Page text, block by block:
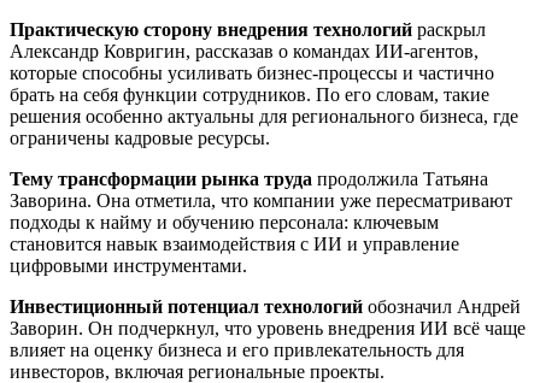
Практическую сторону внедрения технологий раскрыл
Александр Ковригин, рассказав о командах ИИ-агентов,
которые способны усиливать бизнес-процессы и частично
брать на себя функции сотрудников. По его словам, такие
решения особенно актуальны для регионального бизнеса, где
ограничены кадровые ресурсы.
Тему трансформации рынка труда продолжила Татьяна
Заворина. Она отметила, что компании уже пересматривают
подходы к найму и обучению персонала: ключевым
становится навык взаимодействия с ИИ и управление
цифровыми инструментами.
Инвестиционный потенциал технологий обозначил Андрей
Заворин. Он подчеркнул, что уровень внедрения ИИ всё чаще
влияет на оценку бизнеса и его привлекательность для
инвесторов, включая региональные проекты.